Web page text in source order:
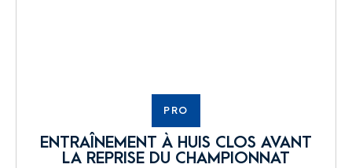
PRO
ENTRAÎNEMENT À HUIS CLOS AVANT
LA REPRISE DU CHAMPIONNAT